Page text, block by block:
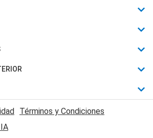
Términos y Condiciones